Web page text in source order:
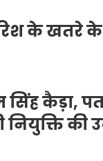
के खतरे
सिंह कैड़ा,
की